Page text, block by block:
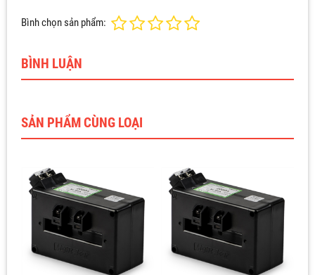
Bình chọn sản phẩm:
BÌNH LUẬN
SẢN PHẨM CÙNG LOẠI